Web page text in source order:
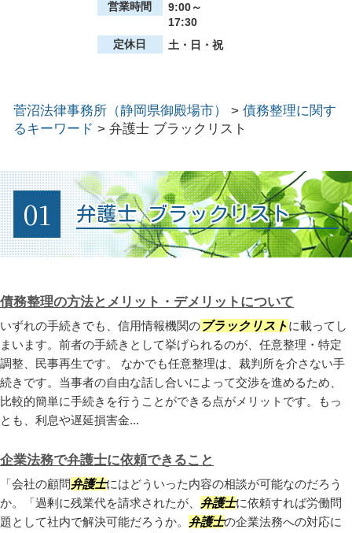
営業時間
9:00～
17:30
定休日
土・日・祝
菅沼法律事務所（静岡県御殿場市） > 債務整理に関す
るキーワード > 弁護士 ブラックリスト
01 弁護士 ブラックリスト
債務整理の方法とメリット・デメリットについて
いずれの手続きでも、信用情報機関のブラックリストに載ってし
まいます。前者の手続きとして挙げられるのが、任意整理・特定
調整、民事再生です。 なかでも任意整理は、裁判所を介さない手
続きです。当事者の自由な話し合いによって交渉を進めるため、
比較的簡単に手続きを行うことができる点がメリットです。もっ
とも、利息や遅延損害金...
企業法務で弁護士に依頼できること
「会社の顧問弁護士にはどういった内容の相談が可能なのだろう
か。「過剰に残業代を請求されたが、 弁護士に依頼すれば労働問
題として社内で解決可能だろうか。 弁護士の企業法務への対応に